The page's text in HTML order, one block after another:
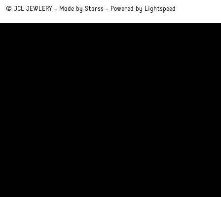
© JCL JEWLERY - Made by Starss - Powered by Lightspeed